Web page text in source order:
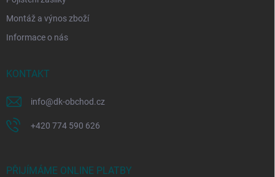
Montáž a výnos zboží
Informace o nás
KONTAKT
info@dk-obchod.cz
+420 774 590 626
PŘIJÍMÁME ONLINE PLATBY